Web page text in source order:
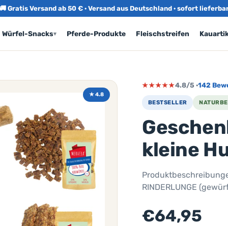
Gratis Versand ab 50 € · Versand aus Deutschland · sofort
Würfel-Snacks▾ Pferde-Produkte Fleischstreifen
★ 4.8
★★★★★4.8/5 ·142
BESTSELLER
kleine
RINDERLUNGE
€64,95